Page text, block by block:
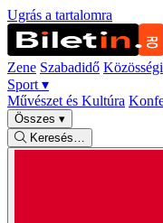
Ugrás a tartalomra
Zene Szabadidő Közösségi
Sport ▾
Művészet és Kultúra
Összes ▾
Keresés…